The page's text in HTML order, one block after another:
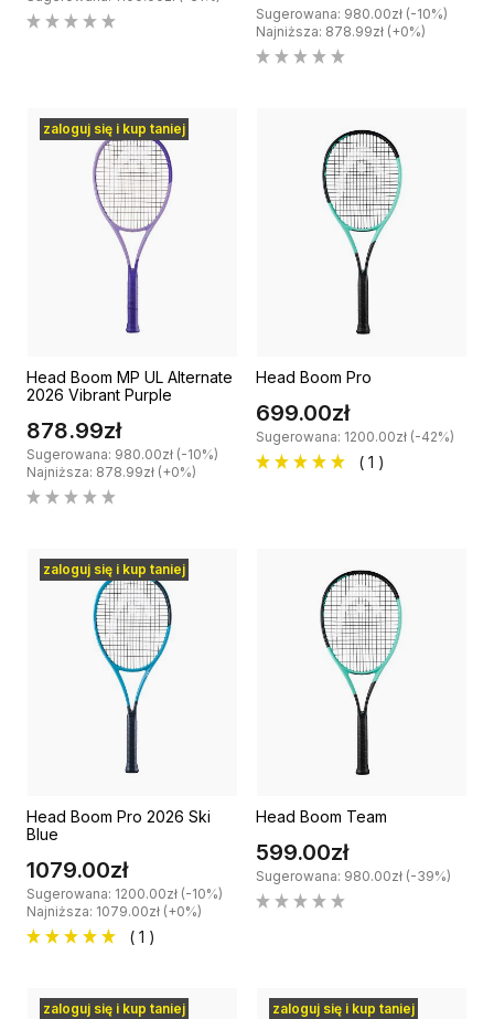
Sugerowana: 980.00zł (-10%)
Najniższa: 878.99zł (+0%)
zaloguj się i kup taniej
Head Boom MP UL Alternate
2026 Vibrant Purple
878.99zł
Sugerowana: 980.00zł (-10%)
Najniższa: 878.99zł (+0%)
Head Boom Pro
699.00zł
Sugerowana: 1200.00zł (-42%)
( 1 )
zaloguj się i kup taniej
Head Boom Pro 2026 Ski
Blue
1079.00zł
Sugerowana: 1200.00zł (-10%)
Najniższa: 1079.00zł (+0%)
( 1 )
Head Boom Team
599.00zł
Sugerowana: 980.00zł (-39%)
zaloguj się i kup taniej zaloguj się i kup taniej